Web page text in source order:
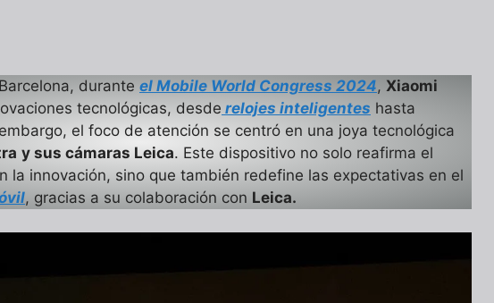
durante el Mobile World Congress 2024, Xiaomi
tecnológicas, desde relojes inteligentes hasta
el foco de atención se centró en una joya tecnológica
y sus cámaras Leica. Este dispositivo no solo reafirma el
la innovación, sino que también redefine las expectativas en el
, gracias a su colaboración con Leica.